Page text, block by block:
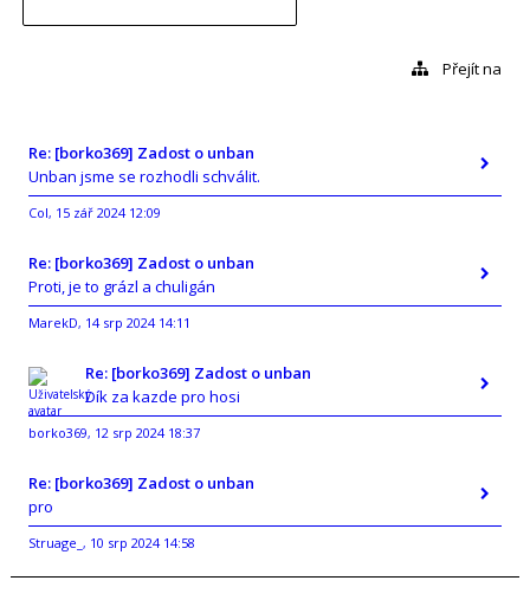
Přejít na
Re: [borko369] Zadost o unban
Unban jsme se rozhodli schválit.
Col, 15 zář 2024 12:09
Re: [borko369] Zadost o unban
Proti, je to grázl a chuligán
MarekD, 14 srp 2024 14:11
Re: [borko369] Zadost o unban
Dík za kazde pro hosi
borko369, 12 srp 2024 18:37
Re: [borko369] Zadost o unban
pro
Struage_ , 10 srp 2024 14:58